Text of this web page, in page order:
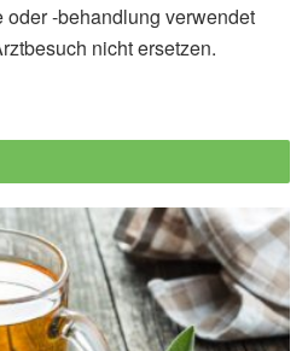
-behandlung verwendet
nicht ersetzen.